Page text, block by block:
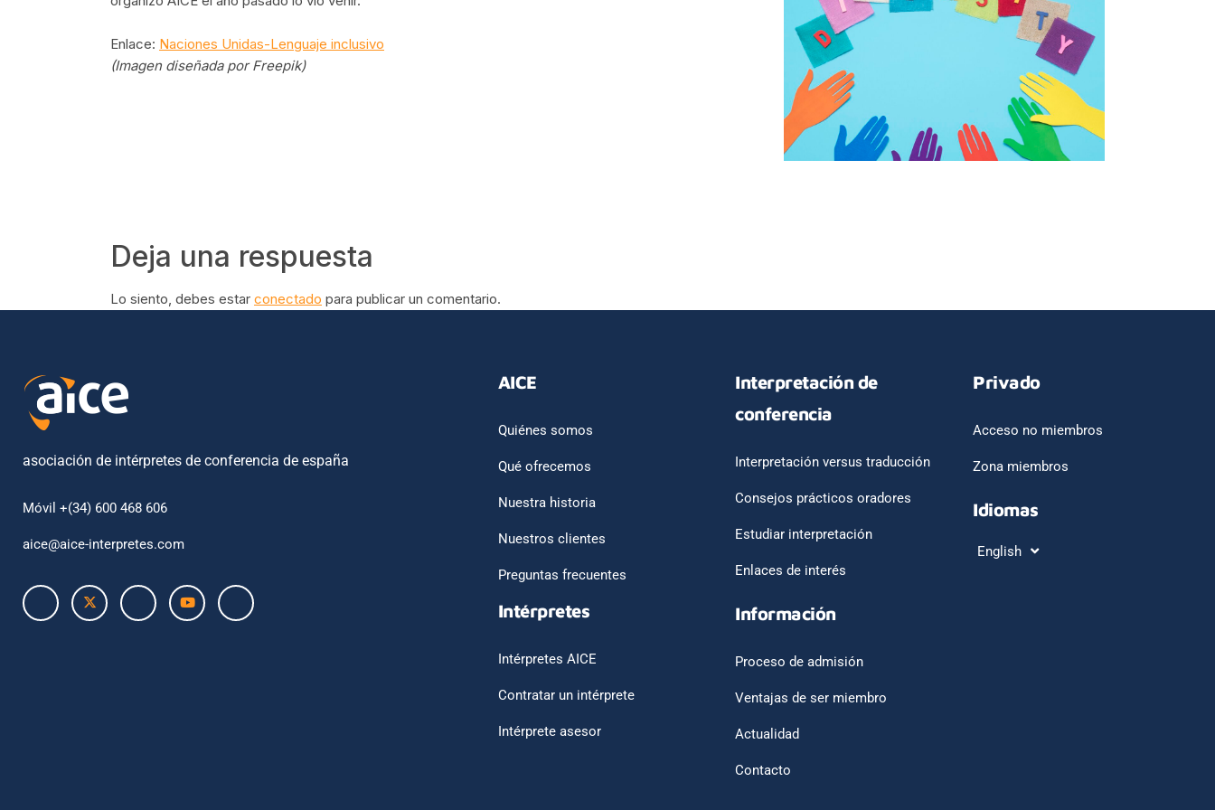
Enlace: Naciones Unidas-Lenguaje inclusivo
(Imagen diseñada por Freepik)
Deja una respuesta
Lo siento, debes estar conectado para publicar un comentario.
asociación de intérpretes de conferencia de españa
Móvil +(34) 600 468 606
aice@aice-interpretes.com
AICE
Quiénes somos
Qué ofrecemos
Nuestra historia
Nuestros clientes
Preguntas frecuentes
Intérpretes
Intérpretes AICE
Contratar un intérprete
Intérprete asesor
Interpretación de
conferencia
Interpretación versus traducción
Consejos prácticos oradores
Estudiar interpretación
Enlaces de interés
Información
Proceso de admisión
Ventajas de ser miembro
Actualidad
Contacto
Privado
Acceso no miembros
Zona miembros
Idiomas
English
Français